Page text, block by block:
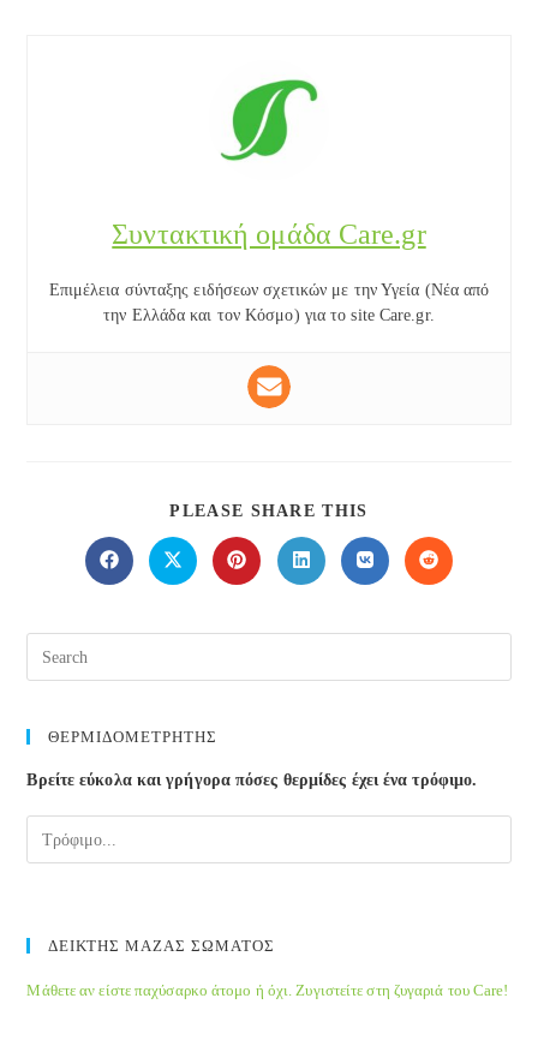
Συντακτική ομάδα Care.gr
Επιμέλεια σύνταξης ειδήσεων σχετικών με την Υγεία (Νέα από
την Ελλάδα και τον Κόσμο) για το site Care.gr.
PLEASE SHARE THIS
THIS
CONTENT
Opens
in
window
Opens
in
window
Opens
in
window
Opens
in
window
Opens
in
window
Opens
in
window
ΘΕΡΜΙΔΟΜΕΤΡΗΤΗΣ
Βρείτε εύκολα και γρήγορα πόσες θερμίδες έχει ένα τρόφιμο.
ΔΕΙΚΤΗΣ ΜΑΖΑΣ ΣΩΜΑΤΟΣ
Μάθετε αν είστε παχύσαρκο άτομο ή όχι. Ζυγιστείτε στη ζυγαριά του Care!